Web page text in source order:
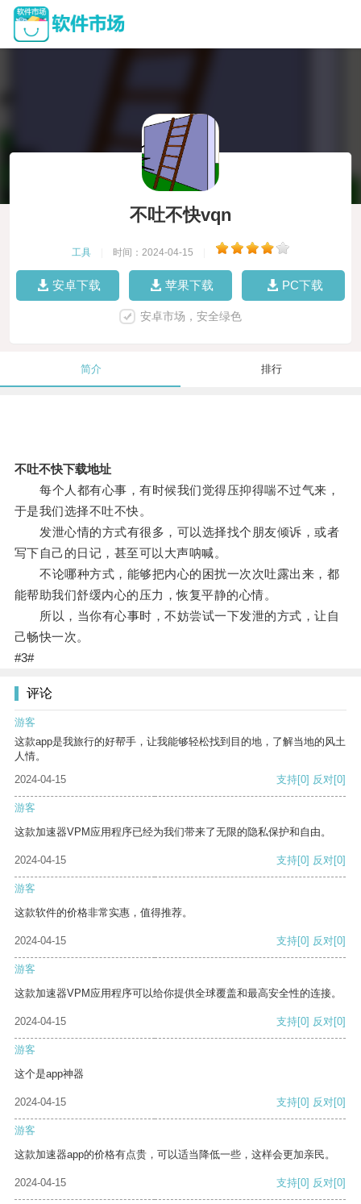
不吐不快vqn
工具 时间：2024-04-15
安卓下载 苹果下载 PC下载
安卓市场，安全绿色
简介 排行
不吐不快下载地址
每个人都有心事，有时候我们觉得压抑得喘不过气来，
于是我们选择不吐不快。
发泄心情的方式有很多，可以选择找个朋友倾诉，或者
写下自己的日记，甚至可以大声呐喊。
不论哪种方式，能够把内心的困扰一次次吐露出来，都
能帮助我们舒缓内心的压力，恢复平静的心情。
所以，当你有心事时，不妨尝试一下发泄的方式，让自
己畅快一次。
#3#
评论
游客
这款app是我旅行的好帮手，让我能够轻松找到目的地，了解当地的风土
人情。
2024-04-15
支持[0] 反对[0]
游客
这款加速器VPM应用程序已经为我们带来了无限的隐私保护和自由。
2024-04-15 支持[0] 反对[0]
游客
这款软件的价格非常实惠，值得推荐。
2024-04-15 支持[0] 反对[0]
游客
这款加速器VPM应用程序可以给你提供全球覆盖和最高安全性的连接。
2024-04-15 支持[0] 反对[0]
游客
这个是app神器
2024-04-15 支持[0] 反对[0]
游客
这款加速器app的价格有点贵，可以适当降低一些，这样会更加亲民。
2024-04-15 支持[0] 反对[0]